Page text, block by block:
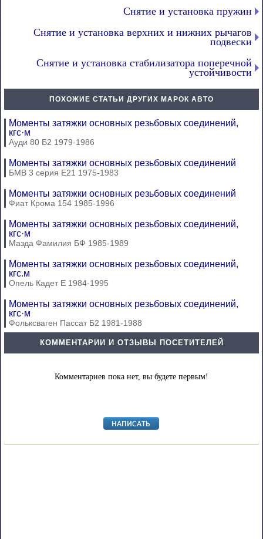
Снятие и установка пружин
Снятие и установка верхних и нижних рычагов
подвески
Снятие и установка стабилизатора поперечной
устойчивости
ПОХОЖИЕ СТАТЬИ ДРУГИХ МАРОК АВТО
Моменты затяжки основных резьбовых соединений,
кгс·м
Ауди 80 Б2 1979-1986
Моменты затяжки основных резьбовых соединений
БМВ 3 серия Е21 1975-1983
Моменты затяжки основных резьбовых соединений
Фиат Крома 154 1985-1996
Моменты затяжки основных резьбовых соединений,
кгс·м
Мазда Фамилия БФ 1985-1989
Моменты затяжки основных резьбовых соединений,
кгс.м
Опель Кадет Е 1984-1995
Моменты затяжки основных резьбовых соединений,
кгс·м
Фольксваген Пассат Б2 1981-1988
КОММЕНТАРИИ И ОТЗЫВЫ ПОСЕТИТЕЛЕЙ
Комментариев пока нет, вы будете первым!